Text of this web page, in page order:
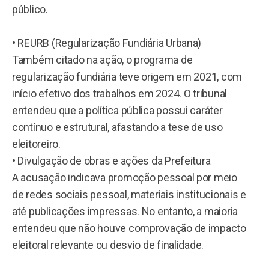
público.
• REURB (Regularização Fundiária Urbana)
Também citado na ação, o programa de
regularização fundiária teve origem em 2021, com
início efetivo dos trabalhos em 2024. O tribunal
entendeu que a política pública possui caráter
contínuo e estrutural, afastando a tese de uso
eleitoreiro.
• Divulgação de obras e ações da Prefeitura
A acusação indicava promoção pessoal por meio
de redes sociais pessoal, materiais institucionais e
até publicações impressas. No entanto, a maioria
entendeu que não houve comprovação de impacto
eleitoral relevante ou desvio de finalidade.